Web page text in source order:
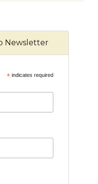
Newsletter
*indicates required